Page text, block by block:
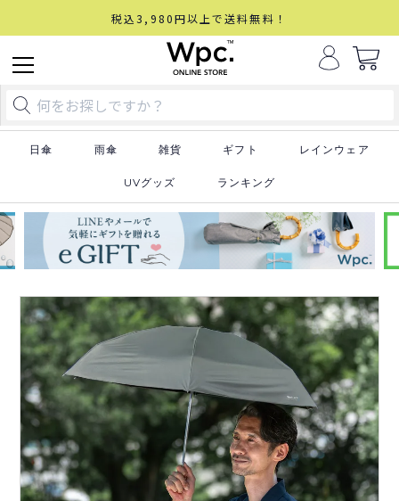
税込3,980円以上で送料無料！
日傘 雨傘 雑貨 ギフト レインウェア
UVグッズ ランキング